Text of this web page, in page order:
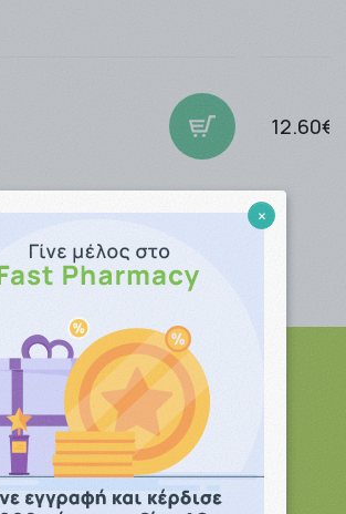
12.60€
×